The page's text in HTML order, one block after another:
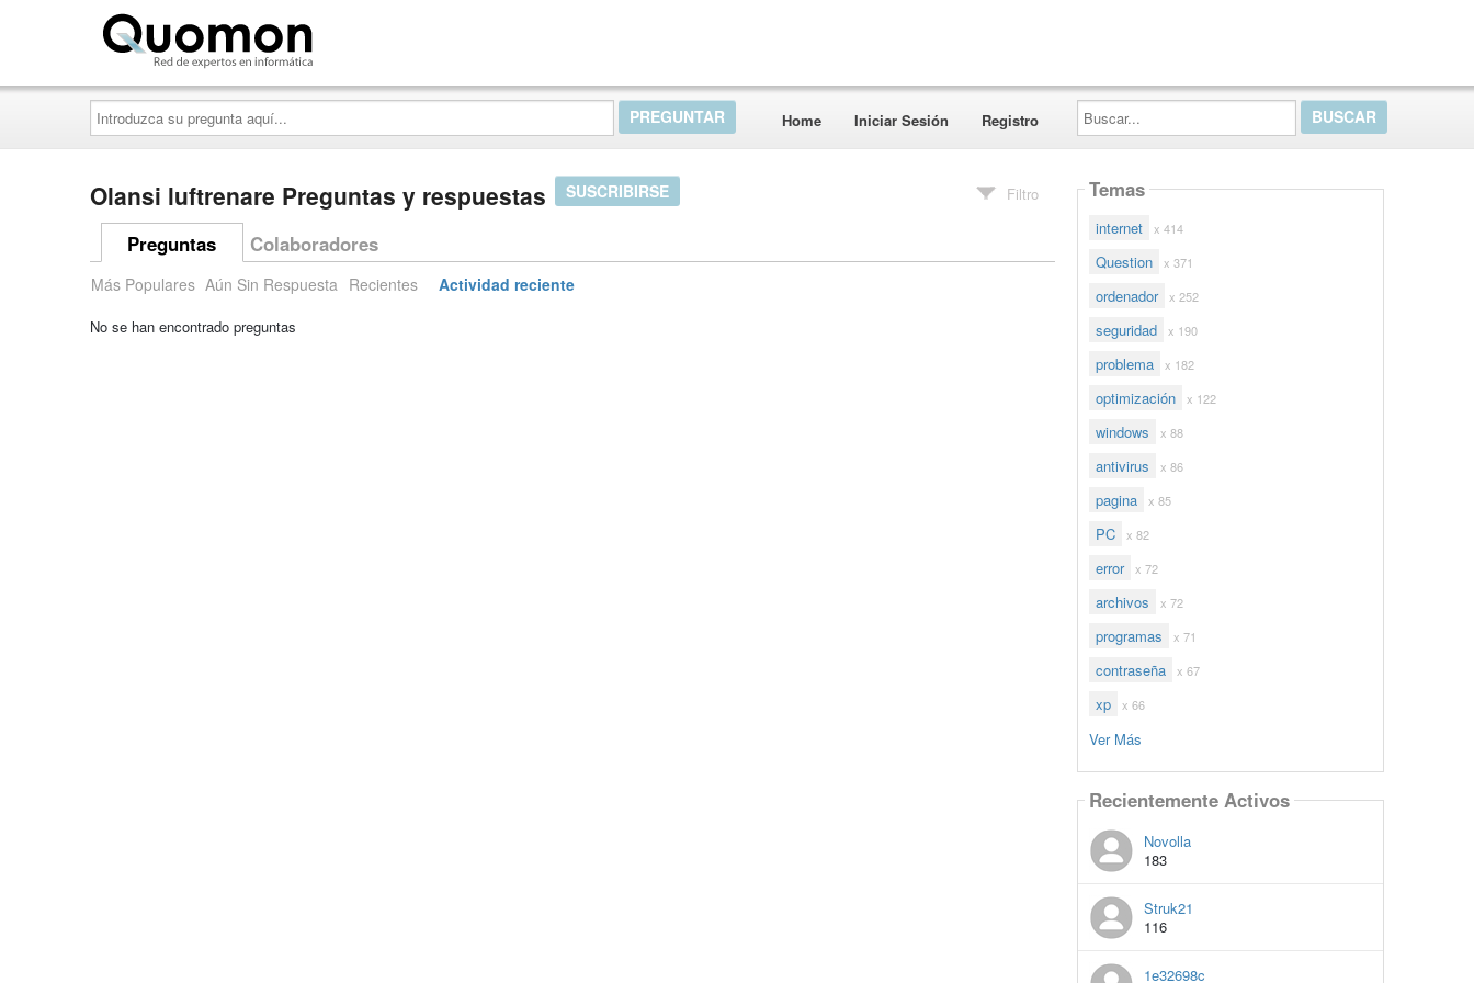
Introduzca
su
pregunta
aquí...
Home Iniciar Sesión Registro
Buscar...
Olansi luftrenare Preguntas y respuestas SUSCRIBIRSE Filtro
Preguntas Colaboradores
Más Populares Aún Sin Respuesta Recientes Actividad reciente
No se han encontrado preguntas
Temas
internet x 414
Question x 371
ordenador x 252
seguridad x 190
problema x 182
optimización x 122
windows x 88
antivirus x 86
pagina x 85
PC x 82
error x 72
archivos x 72
programas x 71
contraseña x 67
xp x 66
Ver Más
Recientemente Activos
Novolla
183
Struk21
116
1e32698c